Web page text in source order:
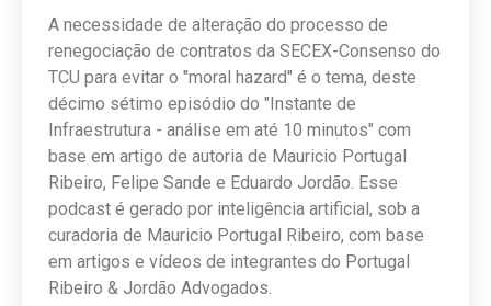
A necessidade de alteração do processo de
renegociação de contratos da SECEX-Consenso do
TCU para evitar o "moral hazard" é o tema, deste
décimo sétimo episódio do "Instante de
Infraestrutura - análise em até 10 minutos" com
base em artigo de autoria de Mauricio Portugal
Ribeiro, Felipe Sande e Eduardo Jordão. Esse
podcast é gerado por inteligência artificial, sob a
curadoria de Mauricio Portugal Ribeiro, com base
em artigos e vídeos de integrantes do Portugal
Ribeiro & Jordão Advogados.